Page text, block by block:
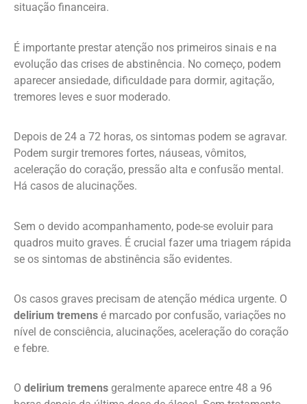
situação financeira.
É importante prestar atenção nos primeiros sinais e na
evolução das crises de abstinência. No começo, podem
aparecer ansiedade, dificuldade para dormir, agitação,
tremores leves e suor moderado.
Depois de 24 a 72 horas, os sintomas podem se agravar.
Podem surgir tremores fortes, náuseas, vômitos,
aceleração do coração, pressão alta e confusão mental.
Há casos de alucinações.
Sem o devido acompanhamento, pode-se evoluir para
quadros muito graves. É crucial fazer uma triagem rápida
se os sintomas de abstinência são evidentes.
Os casos graves precisam de atenção médica urgente. O
delirium tremens é marcado por confusão, variações no
nível de consciência, alucinações, aceleração do coração
e febre.
O delirium tremens geralmente aparece entre 48 a 96